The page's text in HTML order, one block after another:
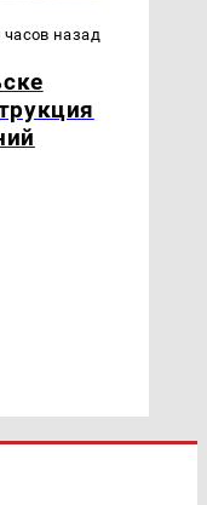
часов назад